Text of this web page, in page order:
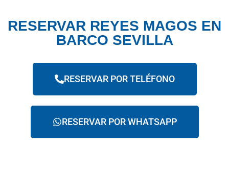
RESERVAR REYES MAGOS EN
BARCO SEVILLA
RESERVAR POR TELÉFONO
RESERVAR POR WHATSAPP